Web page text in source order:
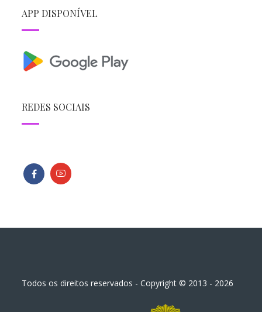
APP DISPONÍVEL
REDES SOCIAIS
Todos os direitos reservados - Copyright © 2013 - 2026